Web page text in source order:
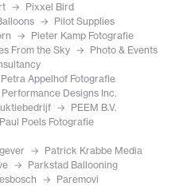
Pixxel Bird
Pilot Supplies
Pieter Kamp Fotografie
From the Sky
Photo & Events
Petra Appelhof Fotografie
Performance Designs Inc.
PEEM B.V.
Paul Poels Fotografie
Patrick Krabbe Media
Parkstad Ballooning
Paremovi